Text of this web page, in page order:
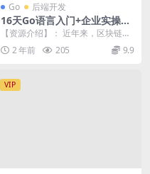
Go 后端开发
16天Go语言入门+企业实操教
程
【资源介绍】： 近年来，区块链技
术正在经历快速发展，并吸引了超
过10亿美元的投资...
2 年前 205 9.9
VIP